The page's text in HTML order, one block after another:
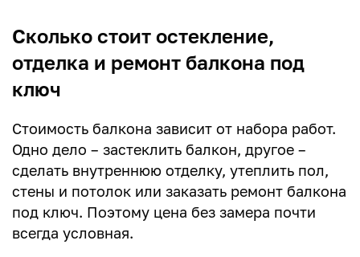
Сколько стоит остекление,
отделка и ремонт балкона под
ключ
Стоимость балкона зависит от набора работ.
Одно дело – застеклить балкон, другое –
сделать внутреннюю отделку, утеплить пол,
стены и потолок или заказать ремонт балкона
под ключ. Поэтому цена без замера почти
всегда условная.